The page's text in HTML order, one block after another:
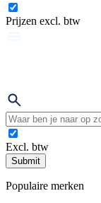
Prijzen excl. btw
Excl. btw
Submit
Populaire merken